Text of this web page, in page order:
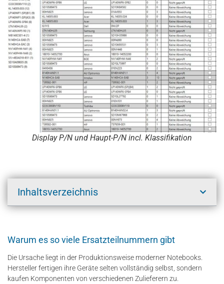
Display P/N und Haupt-P/N incl. Klassifikation
Inhaltsverzeichnis
Warum es so viele Ersatzteilnummern gibt
Die Ursache liegt in der Produktionsweise moderner Notebooks.
Hersteller fertigen ihre Geräte selten vollständig selbst, sondern
kaufen Komponenten von verschiedenen Zulieferern zu.